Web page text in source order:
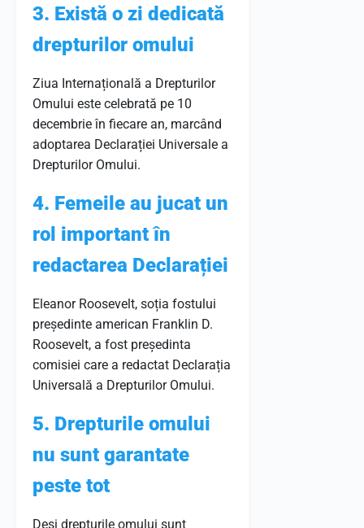
3. Există o zi dedicată
drepturilor omului
Ziua Internațională a Drepturilor
Omului este celebrată pe 10
decembrie în fiecare an, marcând
adoptarea Declarației Universale a
Drepturilor Omului.
4. Femeile au jucat un
rol important în
redactarea Declarației
Eleanor Roosevelt, soția fostului
președinte american Franklin D.
Roosevelt, a fost președinta
comisiei care a redactat Declarația
Universală a Drepturilor Omului.
5. Drepturile omului
nu sunt garantate
peste tot
Deși drepturile omului sunt